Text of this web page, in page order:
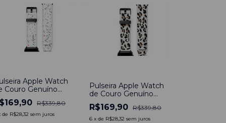
Apple Watch
Couro Genuíno
Duo Be
R$339,80
de R$28,32 sem juros
Pulseira Apple Watch
de Couro Genuíno
Social Duo Be
Estampado Oncinha
R$169,90 R$339,80
6 x de R$28,32 sem juros